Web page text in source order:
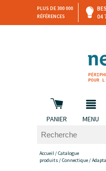
PLUS DE 300 000
RÉFÉRENCES
04
PANIER MENU
Accueil/Catalogue
produits/Connectique/